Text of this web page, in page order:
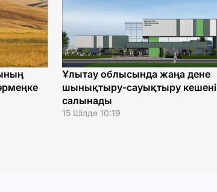
Ұлытау облысында жаңа дене
шынықтыру-сауықтыру кешені
салынады
15 Шілде 10:19